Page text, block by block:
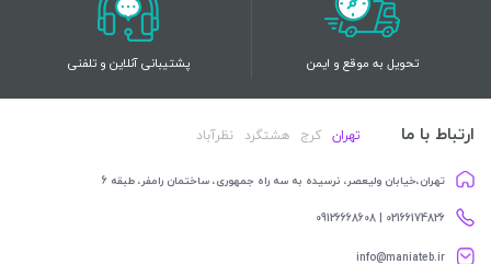
تحویل به موقع و ایمن پشتیبانی آنلاین و تلفنی
ارتباط با ما تهران کرج هشتگرد نظرآباد
تهران،خیابان ولیعصر، نرسیده به سه راه جمهوری، ساختمان رامفر، طبقه 6
02166174826 | 09126668608
info@maniateb.ir